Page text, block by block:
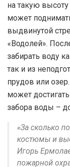
на такую
может
выдвинутой
«Водолей».
забирать воду
так и из
прудов или
может
забора воды –
«За сколько
костюмы и
Игорь
пожарной